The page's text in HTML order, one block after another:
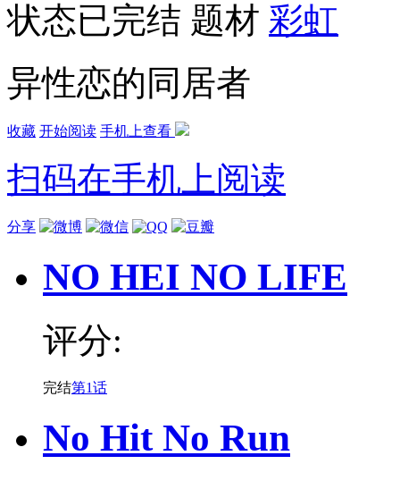
状态已完结 题材 彩虹
异性恋的同居者
收藏 开始阅读 手机上查看
扫码在手机上阅读
分享
NO HEI NO LIFE
评分:
完结第1话
No Hit No Run